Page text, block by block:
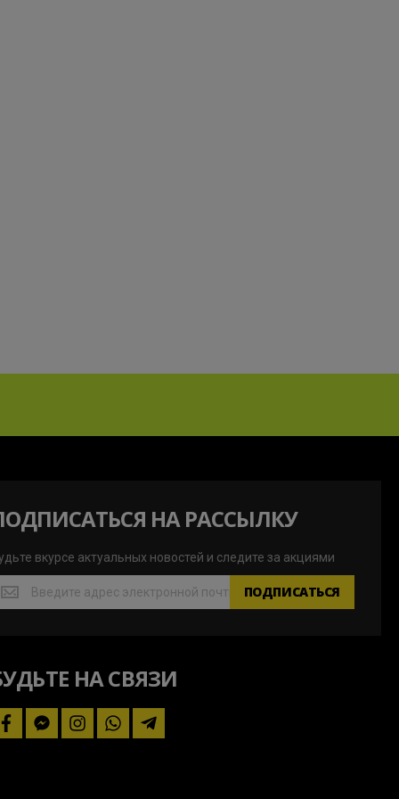
НА РАССЫЛКУ
вкурсе актуальных новостей и следите за акциями
ПОДПИСАТЬСЯ
НА СВЯЗИ
facebookfacebook-
messenger
instagram
whatsapptelegram-
plane